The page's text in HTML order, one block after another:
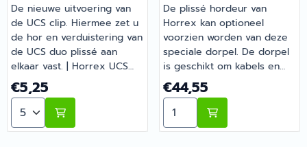
De nieuwe uitvoering van
de UCS clip. Hiermee zet u
de hor en verduistering van
de UCS duo plissé aan
elkaar vast. | Horrex UCS
Clip | Artikelnummer
0815586
Prijs: 5,25
€5,25
Aantal kiezen voor Horrex UCS Clip
De plissé hordeur van
Horrex kan optioneel
voorzien worden van deze
speciale dorpel. De dorpel
is geschikt om kabels en
leidingen door te voeren
zonder dat u deze kapot
loopt. De dorpel is 750mm
breed en verhoogt de
Prijs: 44,55
€44,55
Aantal kiezen voor